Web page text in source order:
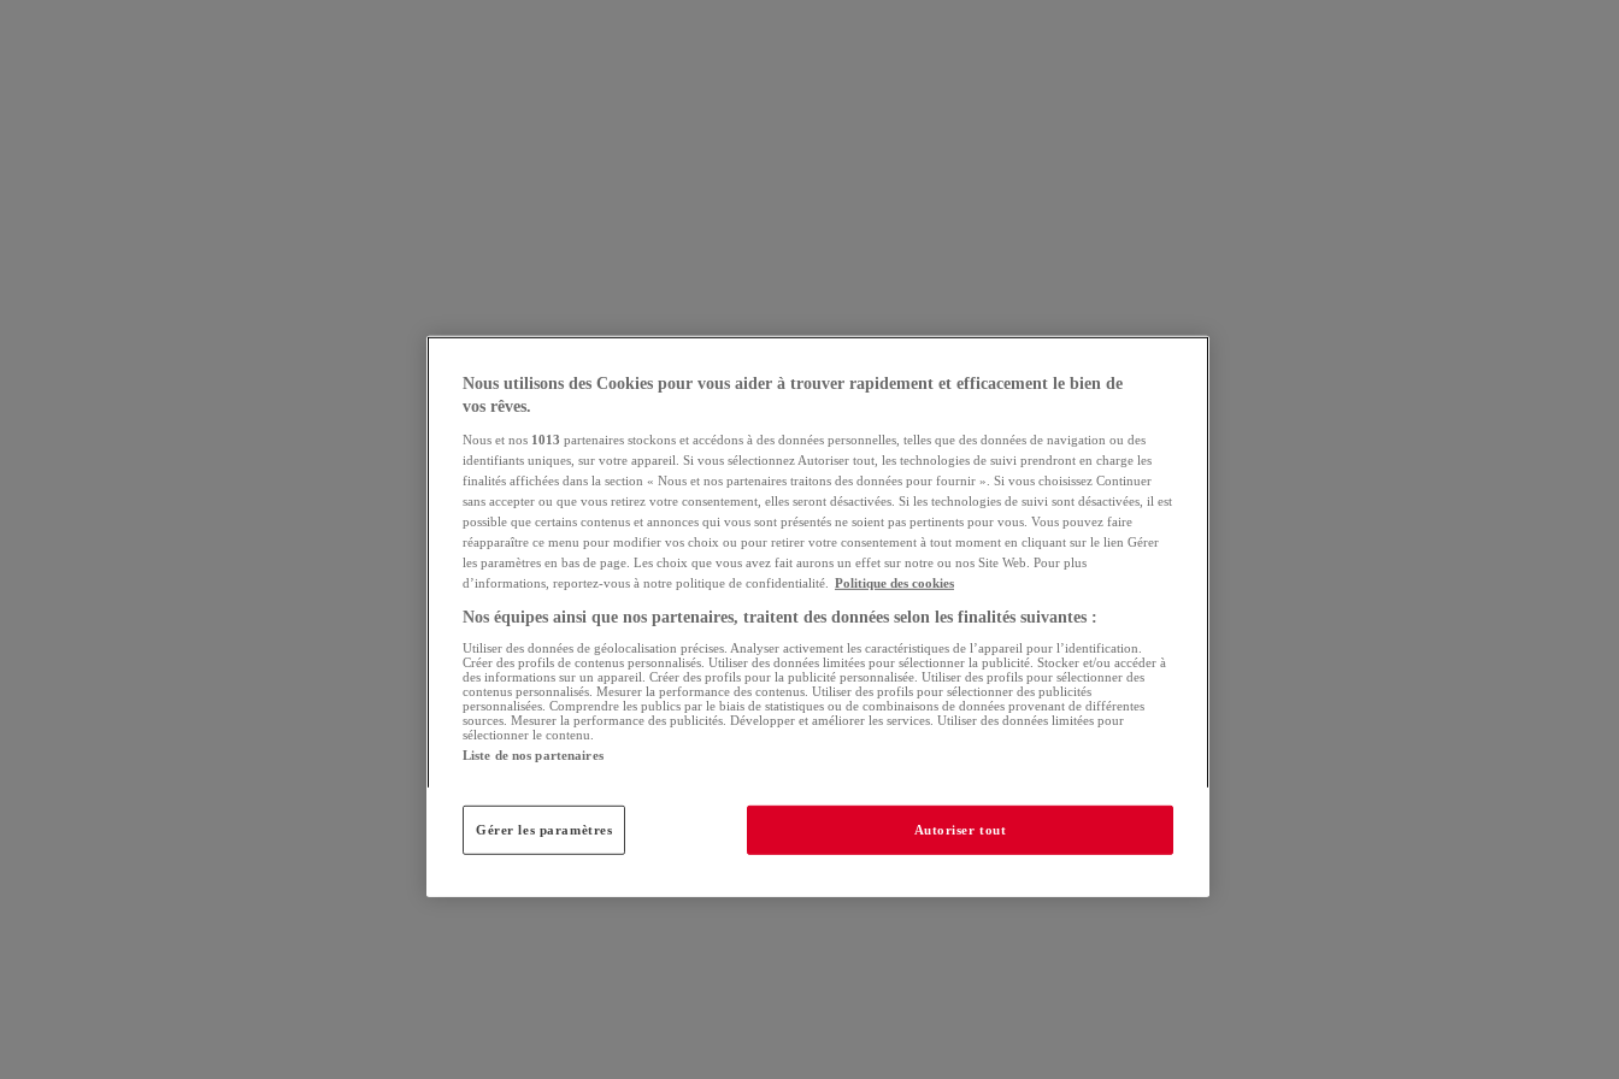
Nous utilisons des Cookies pour vous aider à trouver rapidement et efficacement le bien de
vos rêves.
Nous et nos 1013 partenaires stockons et accédons à des données personnelles, telles que des données de navigation ou des
identifiants uniques, sur votre appareil. Si vous sélectionnez Autoriser tout, les technologies de suivi prendront en charge les
finalités affichées dans la section « Nous et nos partenaires traitons des données pour fournir ». Si vous choisissez Continuer
sans accepter ou que vous retirez votre consentement, elles seront désactivées. Si les technologies de suivi sont désactivées, il est
possible que certains contenus et annonces qui vous sont présentés ne soient pas pertinents pour vous. Vous pouvez faire
réapparaître ce menu pour modifier vos choix ou pour retirer votre consentement à tout moment en cliquant sur le lien Gérer
les paramètres en bas de page. Les choix que vous avez fait aurons un effet sur notre ou nos Site Web. Pour plus
d’informations, reportez-vous à notre politique de confidentialité.
Politique des cookies
Nos équipes ainsi que nos partenaires, traitent des données selon les finalités suivantes :
Utiliser des données de géolocalisation précises. Analyser activement les caractéristiques de l’appareil pour l’identification.
Créer des profils de contenus personnalisés. Utiliser des données limitées pour sélectionner la publicité. Stocker et/ou accéder à
des informations sur un appareil. Créer des profils pour la publicité personnalisée. Utiliser des profils pour sélectionner des
contenus personnalisés. Mesurer la performance des contenus. Utiliser des profils pour sélectionner des publicités
personnalisées. Comprendre les publics par le biais de statistiques ou de combinaisons de données provenant de différentes
sources. Mesurer la performance des publicités. Développer et améliorer les services. Utiliser des données limitées pour
sélectionner le contenu.
Liste de nos partenaires
Gérer les paramètres Autoriser tout